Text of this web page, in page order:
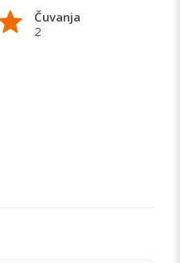
Čuvanja
2